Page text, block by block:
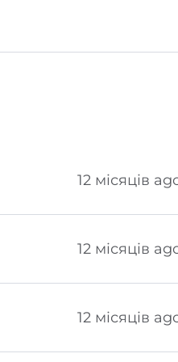
12 місяців
12 місяців
12 місяців